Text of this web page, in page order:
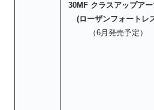
30MF クラスアップア
(ローザンフォートレ
（6月発売予定）